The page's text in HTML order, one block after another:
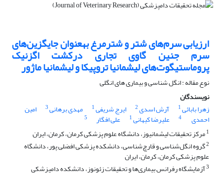
ارزیابی سرم‌‌های شتر و شترمرغ به‎عنوان جایگزین‌‌های
سرم جنین گاوی تجاری درکشت اگزنیک
پروماستیگوت‌های لیشمانیا تروپیکا و لیشمانیا ماژور
نوع مقاله : انگل شناسی و بیماری های انگلی
نویسندگان
زهرا بابائی1 آرش اسدی2 ایرج شریفی1 مهدی برهانی3 امین
احمدی 4 علیرضا کیهانی1 علی افگار
5
1مرکز تحقیقات لیشمانیوز، دانشگاه علوم پزشکی کرمان، کرمان، ایران
2گروه انگل‌شناسی و قارچ‌شناسی، دانشکده پزشکی افضلی پور، دانشگاه
علوم پزشکی کرمان، کرمان، ایران
3آزمایشگاه رفرانس بیماری‌‌ها و تحقیقات زئونوز، دانشکده دامپزشکی